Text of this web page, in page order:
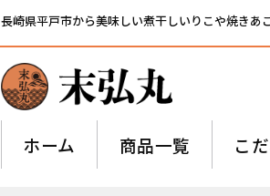
長崎県平戸市から美味しい煮干しいりこや焼きあ
ホーム 商品一覧 こ